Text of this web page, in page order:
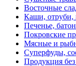
Восточные
Каши, отруби,
Печенье,
Покровские
Мясные и
Суперфуды,
Продукция без